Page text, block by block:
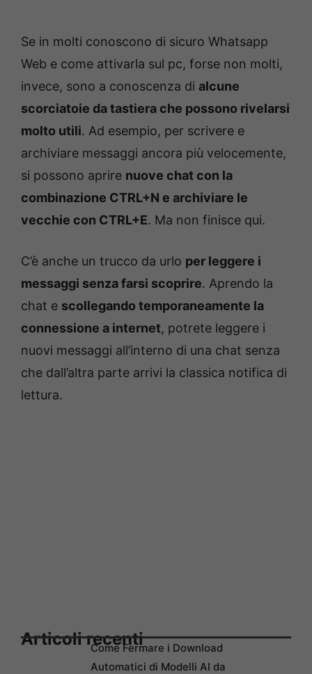
Se in molti conoscono di sicuro Whatsapp
Web e come attivarla sul pc, forse non molti,
invece, sono a conoscenza di alcune
scorciatoie da tastiera che possono rivelarsi
molto utili. Ad esempio, per scrivere e
archiviare messaggi ancora più velocemente,
si possono aprire nuove chat con la
combinazione CTRL+N e archiviare le
vecchie con CTRL+E. Ma non finisce qui.
C’è anche un trucco da urlo per leggere i
messaggi senza farsi scoprire. Aprendo la
chat e scollegando temporaneamente la
connessione a internet, potrete leggere i
nuovi messaggi all’interno di una chat senza
che dall’altra parte arrivi la classica notifica di
lettura.
Articoli recentiCome Fermare i Download
Automatici di Modelli AI da